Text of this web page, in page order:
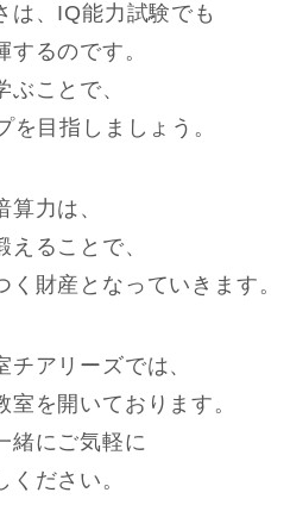
は、IQ能力試験でも
するのです。
ぶことで、
を目指しましょう。
算力は、
えることで、
く財産となっていきます。
チアリーズでは、
室を開いております。
緒にご気軽に
ください。